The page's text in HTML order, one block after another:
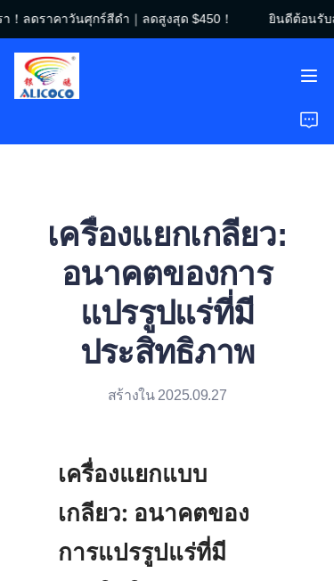
ลดราคาวันศุกร์สีดำ｜ลดสูงสุด $450！
ยินดีต้อนรับ
ยินดีต้อนรับสู่ร้านของ
ดำ｜ลดสูงสุด $450！
เครื่องแยกเกลียว:
อนาคตของการ
แปรรูปแร่ที่มี
ประสิทธิภาพ
สร้างใน 2025.09.27
เครื่องแยกแบบ
เกลียว: อนาคตของ
การแปรรูปแร่ที่มี
หน้าแรก
สินค้า
กรณีศึกษา
เกี่ยวกับเรา
คำถามที่พบบ่อย